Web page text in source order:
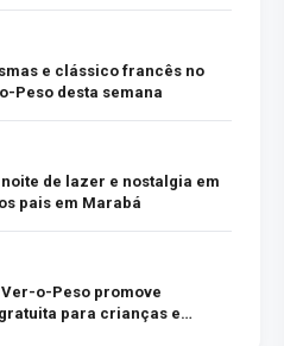
e clássico francês no
Peso desta semana
de lazer e nostalgia em
pais em Marabá
o-Peso promove
para crianças e